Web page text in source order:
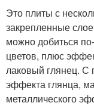
Это плиты с
закрепленные
можно добиться
цветов, плюс
лаковый глянец.
эффекта глянца,
металлического